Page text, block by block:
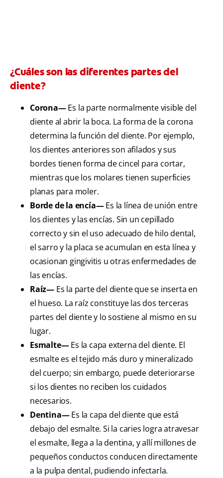
SUSCRIBITE
¿Cuáles son las diferentes partes del
diente?
Corona—Es la parte normalmente visible del
diente al abrir la boca. La forma de la corona
determina la función del diente. Por ejemplo,
los dientes anteriores son afilados y sus
bordes tienen forma de cincel para cortar,
mientras que los molares tienen superficies
planas para moler.
Borde de la encía—Es la línea de unión entre
los dientes y las encías. Sin un cepillado
correcto y sin el uso adecuado de hilo dental,
el sarro y la placa se acumulan en esta línea y
ocasionan gingivitis u otras enfermedades de
las encías.
Raíz— Es la parte del diente que se inserta en
el hueso. La raíz constituye las dos terceras
partes del diente y lo sostiene al mismo en su
lugar.
Esmalte—Es la capa externa del diente. El
esmalte es el tejido más duro y mineralizado
del cuerpo; sin embargo, puede deteriorarse
si los dientes no reciben los cuidados
necesarios.
Dentina—Es la capa del diente que está
debajo del esmalte. Si la caries logra atravesar
el esmalte, llega a la dentina, y allí millones de
pequeños conductos conducen directamente
a la pulpa dental, pudiendo infectarla.